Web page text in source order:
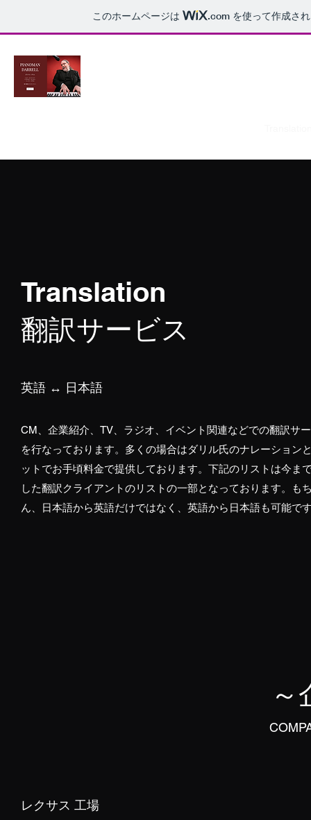
このホームページは .com を使って作成さ
Translation
翻訳サービス
英語 ↔︎ 日本語
CM、企業紹介、TV、ラジオ、イベント関連などでの翻訳サ
を行なっております。多くの場合はダリル氏のナレーション
ットでお手頃料金で提供しております。下記のリストは今ま
した翻訳クライアントのリストの一部となっております。も
ん、日本語から英語だけではなく、英語から日本語も可能で
～
レクサス 工場